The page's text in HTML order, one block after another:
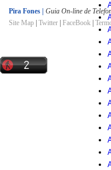
INSS - Disque 0800 780191
Ligue Luz - Disque 0800 101010
Prefeitura e Você - Disque 156
Procon - Disque 151
Serviço de Informações à
Pira Fones | Guia On-line de
Site Map Twitter FaceBook